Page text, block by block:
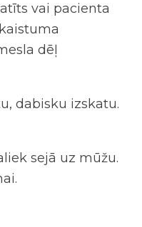
vai pacienta
dēļ
dabisku izskatu.
sejā uz mūžu.